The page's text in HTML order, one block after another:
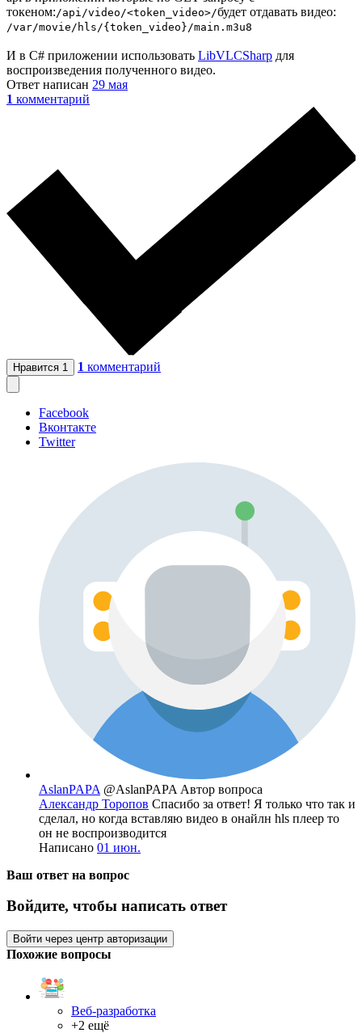
токеном:/api/video/<token_video>/будет отдавать видео:
/var/movie/hls/{token_video}/main.m3u8
И в C# приложении использовать LibVLCSharp для
воспроизведения полученного видео.
Ответ написан 29 мая
1 комментарий
Нравится 1 1 комментарий
Facebook
Вконтакте
Twitter
AslanPAPA @AslanPAPA Автор вопроса
Александр Торопов Спасибо за ответ! Я только что так и
сделал, но когда вставляю видео в онайлн hls плеер то
он не воспроизводится
Написано 01 июн.
Ваш ответ на вопрос
Войдите, чтобы написать ответ
Войти через центр авторизации
Похожие вопросы
Веб-разработка
+2 ещё